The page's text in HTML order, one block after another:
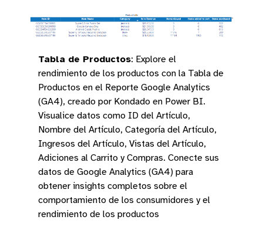
Tabla de Productos: Explore el
rendimiento de los productos con la Tabla de
Productos en el Reporte Google Analytics
(GA4), creado por Kondado en Power BI.
Visualice datos como ID del Artículo,
Nombre del Artículo, Categoría del Artículo,
Ingresos del Artículo, Vistas del Artículo,
Adiciones al Carrito y Compras. Conecte sus
datos de Google Analytics (GA4) para
obtener insights completos sobre el
comportamiento de los consumidores y el
rendimiento de los productos